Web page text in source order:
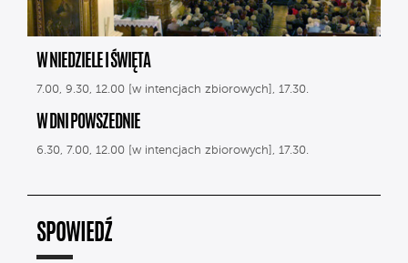
W NIEDZIELE I ŚWIĘTA
7.00, 9.30, 12.00 [w intencjach zbiorowych], 17.30.
W DNI POWSZEDNIE
6.30, 7.00, 12.00 [w intencjach zbiorowych], 17.30.
SPOWIEDŹ